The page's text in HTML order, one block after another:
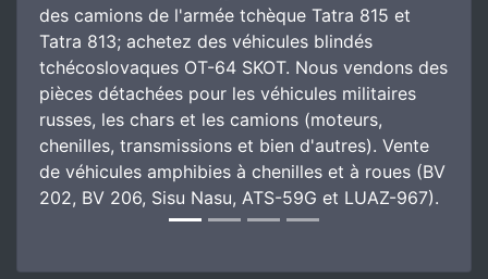
des camions de l'armée tchèque Tatra 815 et
Tatra 813; achetez des véhicules blindés
tchécoslovaques OT-64 SKOT. Nous vendons des
pièces détachées pour les véhicules militaires
russes, les chars et les camions (moteurs,
chenilles, transmissions et bien d'autres). Vente
de véhicules amphibies à chenilles et à roues (BV
202, BV 206, Sisu Nasu, ATS-59G et LUAZ-967).